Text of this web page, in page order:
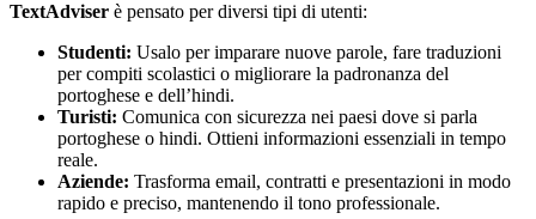
TextAdviser è pensato per diversi tipi di utenti:
Studenti: Usalo per imparare nuove parole, fare traduzioni
per compiti scolastici o migliorare la padronanza del
portoghese e dell’hindi.
Turisti: Comunica con sicurezza nei paesi dove si parla
portoghese o hindi. Ottieni informazioni essenziali in tempo
reale.
Aziende: Trasforma email, contratti e presentazioni in modo
rapido e preciso, mantenendo il tono professionale.